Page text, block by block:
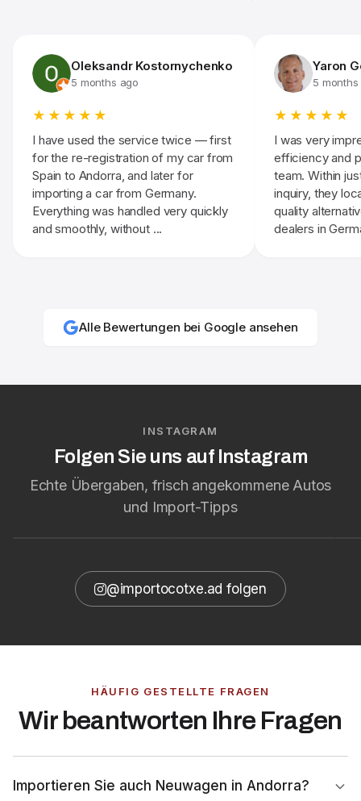
Oleksandr Kostornychenko
5 months ago
★★★★★
I have used the service twice — first
for the re-registration of my car from
Spain to Andorra, and later for
importing a car from Germany.
Everything was handled very quickly
and smoothly, without ...
Yaron
5
★★★★★
I was very
efficiency and
team. Within
inquiry, they
quality
dealers in
Alle Bewertungen bei Google ansehen
INSTAGRAM
Folgen Sie uns auf Instagram
Echte Übergaben, frisch angekommene Autos
und Import-Tipps
🔥 El familiar que nunca
quiso comportarse como
🚐✨ La Volkswagen Caddy:
espacio, comodidad y
versatilidad para el día...
@importocotxe.ad folgen
HÄUFIG GESTELLTE FRAGEN
Wir beantworten Ihre Fragen
Importieren Sie auch Neuwagen in Andorra?